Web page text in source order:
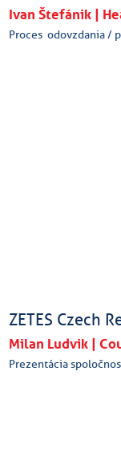
Ivan Štefánik |
Proces odovzdania /
ZETES Czech
Milan Ludvik |
Prezentácia